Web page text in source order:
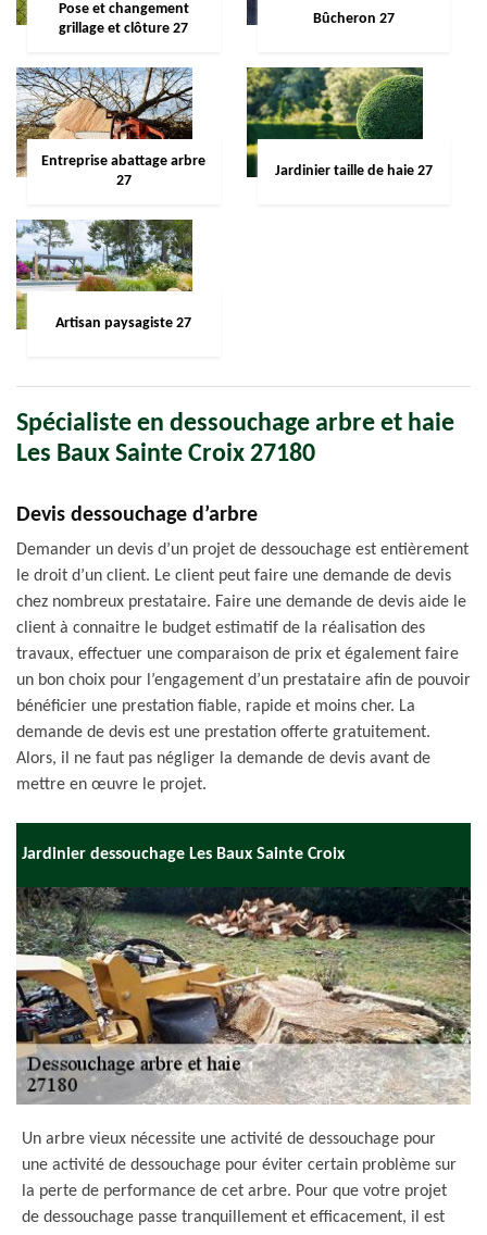
Pose et changement
grillage et clôture 27
Bûcheron 27
Entreprise abattage arbre
27
Jardinier taille de haie 27
Artisan paysagiste 27
Spécialiste en dessouchage arbre et haie
Les Baux Sainte Croix 27180
Devis dessouchage d’arbre
Demander un devis d’un projet de dessouchage est entièrement
le droit d’un client. Le client peut faire une demande de devis
chez nombreux prestataire. Faire une demande de devis aide le
client à connaitre le budget estimatif de la réalisation des
travaux, effectuer une comparaison de prix et également faire
un bon choix pour l’engagement d’un prestataire afin de pouvoir
bénéficier une prestation fiable, rapide et moins cher. La
demande de devis est une prestation offerte gratuitement.
Alors, il ne faut pas négliger la demande de devis avant de
mettre en œuvre le projet.
Jardinier dessouchage Les Baux Sainte Croix
Un arbre vieux nécessite une activité de dessouchage pour
une activité de dessouchage pour éviter certain problème sur
la perte de performance de cet arbre. Pour que votre projet
de dessouchage passe tranquillement et efficacement, il est